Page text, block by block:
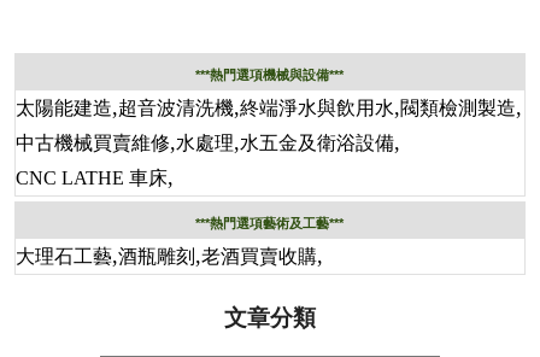
***熱門選項機械與設備***
太陽能建造,超音波清洗機,終端淨水與飲用水,閥類檢測製造,
中古機械買賣維修,水處理,水五金及衛浴設備,
CNC LATHE 車床,
***熱門選項藝術及工藝***
大理石工藝,酒瓶雕刻 ,老酒買賣收購,
文章分類